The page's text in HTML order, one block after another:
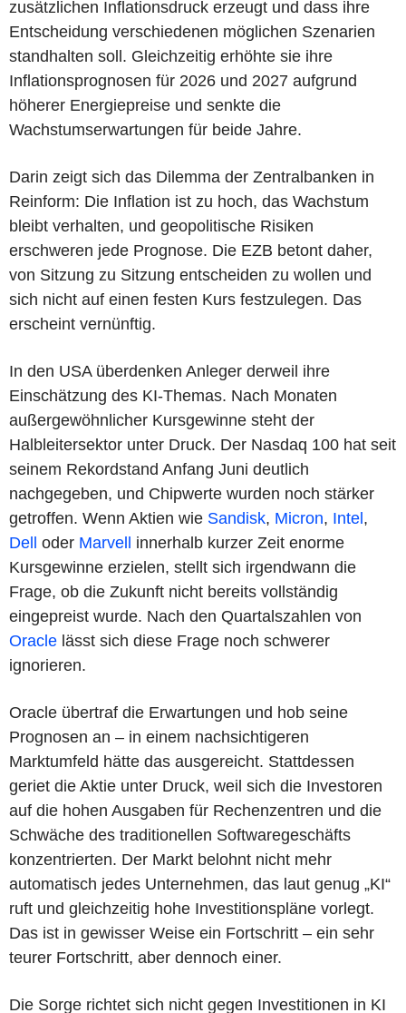
zusätzlichen Inflationsdruck erzeugt und dass ihre
Entscheidung verschiedenen möglichen Szenarien
standhalten soll. Gleichzeitig erhöhte sie ihre
Inflationsprognosen für 2026 und 2027 aufgrund
höherer Energiepreise und senkte die
Wachstumserwartungen für beide Jahre.
Darin zeigt sich das Dilemma der Zentralbanken in
Reinform: Die Inflation ist zu hoch, das Wachstum
bleibt verhalten, und geopolitische Risiken
erschweren jede Prognose. Die EZB betont daher,
von Sitzung zu Sitzung entscheiden zu wollen und
sich nicht auf einen festen Kurs festzulegen. Das
erscheint vernünftig.
In den USA überdenken Anleger derweil ihre
Einschätzung des KI-Themas. Nach Monaten
außergewöhnlicher Kursgewinne steht der
Halbleitersektor unter Druck. Der Nasdaq 100 hat seit
seinem Rekordstand Anfang Juni deutlich
nachgegeben, und Chipwerte wurden noch stärker
getroffen. Wenn Aktien wie Sandisk, Micron, Intel,
Dell oder Marvell innerhalb kurzer Zeit enorme
Kursgewinne erzielen, stellt sich irgendwann die
Frage, ob die Zukunft nicht bereits vollständig
eingepreist wurde. Nach den Quartalszahlen von
Oracle lässt sich diese Frage noch schwerer
ignorieren.
Oracle übertraf die Erwartungen und hob seine
Prognosen an – in einem nachsichtigeren
Marktumfeld hätte das ausgereicht. Stattdessen
geriet die Aktie unter Druck, weil sich die Investoren
auf die hohen Ausgaben für Rechenzentren und die
Schwäche des traditionellen Softwaregeschäfts
konzentrierten. Der Markt belohnt nicht mehr
automatisch jedes Unternehmen, das laut genug „KI“
ruft und gleichzeitig hohe Investitionspläne vorlegt.
Das ist in gewisser Weise ein Fortschritt – ein sehr
teurer Fortschritt, aber dennoch einer.
Die Sorge richtet sich nicht gegen Investitionen in KI